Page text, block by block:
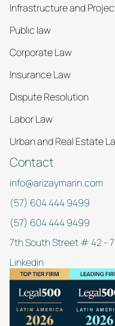
Infrastructure and
Public law
Corporate Law
Insurance Law
Dispute Resolution
Labor Law
Urban and Real Estate
Contact
info@arizaymarin.com
(57) 604 444 9499
(57) 604 444 9499
7th South Street # 42 -
Linkedin